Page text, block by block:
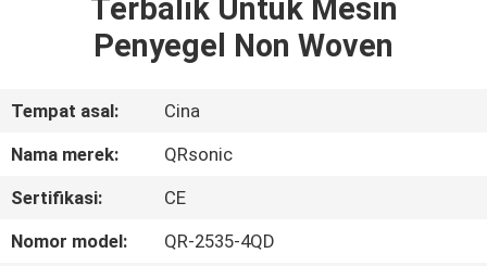
KAMI
PABRIK
Terbalik Untuk Mesin
Penyegel Non Woven
Tempat asal:
Cina
Nama merek:
QRsonic
Sertifikasi:
CE
Nomor model:
QR-2535-4QD